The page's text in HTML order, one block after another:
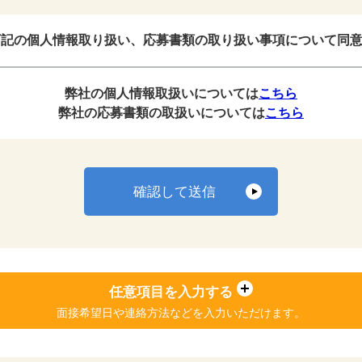
の個人情報取り扱い、応募書類の取り扱い事項について同意
弊社の個人情報取扱いについてはこちら
弊社の応募書類の取扱いについてはこちら
確認して送信
任意項目を入力する
面接希望日や連絡方法などを 入力いただけます。